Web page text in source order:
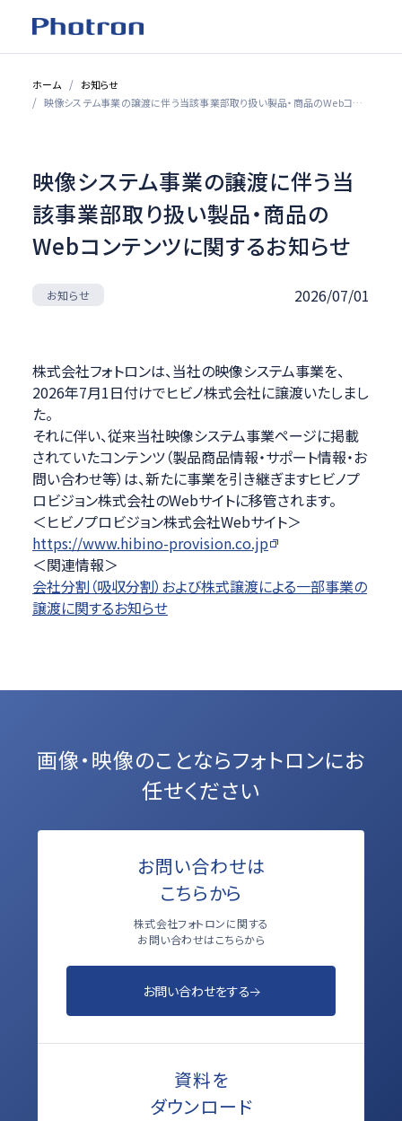
ホーム
お知らせ
映像システム事業の譲渡に伴う当該事業部取り扱い製品・商品のWebコンテンツに関するお知らせ
映像システム事業の譲渡に伴う当
該事業部取り扱い製品・商品の
Webコンテンツに関するお知らせ
お知らせ 2026/07/01
株式会社フォトロンは、当社の映像システム事業を、
2026年7月1日付けでヒビノ株式会社に譲渡いたしまし
た。
それに伴い、従来当社映像システム事業ページに掲載
されていたコンテンツ（製品商品情報・サポート情報・お
問い合わせ等）は、新たに事業を引き継ぎますヒビノプ
ロビジョン株式会社のWebサイトに移管されます。
＜ヒビノプロビジョン株式会社Webサイト＞
https://www.hibino-provision.co.jp
＜関連情報＞
会社分割（吸収分割）および株式譲渡による一部事業の
譲渡に関するお知らせ
画像・映像のことならフォトロンにお
任せください
お問い合わせは
こちらから
株式会社フォトロンに関する
お問い合わせはこちらから
お問い合わせをする
資料を
ダウンロード